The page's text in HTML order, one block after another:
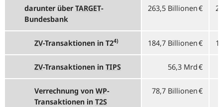
darunter über TARGET-
Bundesbank
263,5 Billionen €
ZV-Transaktionen in T24) 184,7 Billionen €
ZV-Transaktionen in TIPS 56,3 Mrd €
Verrechnung von WP-
Transaktionen in T2S
78,7 Billionen €